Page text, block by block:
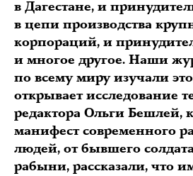
в Дагестане, и
в цепи производства
корпораций, и
и многое другое. Наши
по всему миру изучали
открывает исследование
редактора Ольги Бешлей,
манифест современного
людей, от бывшего
рабыни, рассказали, что